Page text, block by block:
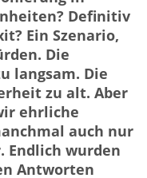
Definitiv
Ein Szenario,
Die
langsam. Die
zu alt. Aber
ehrliche
auch nur
Endlich wurden
Antworten